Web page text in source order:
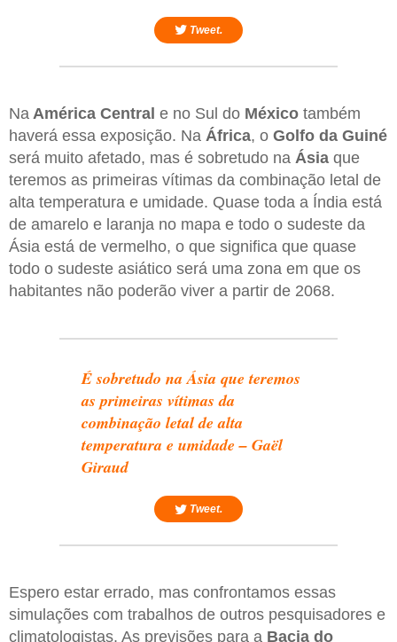
Tweet.
Na América Central e no Sul do México também
haverá essa exposição. Na África, o Golfo da Guiné
será muito afetado, mas é sobretudo na Ásia que
teremos as primeiras vítimas da combinação letal de
alta temperatura e umidade. Quase toda a Índia está
de amarelo e laranja no mapa e todo o sudeste da
Ásia está de vermelho, o que significa que quase
todo o sudeste asiático será uma zona em que os
habitantes não poderão viver a partir de 2068.
É sobretudo na Ásia que teremos
as primeiras vítimas da
combinação letal de alta
temperatura e umidade – Gaël
Giraud
Tweet.
Espero estar errado, mas confrontamos essas
simulações com trabalhos de outros pesquisadores e
climatologistas. As previsões para a Bacia do